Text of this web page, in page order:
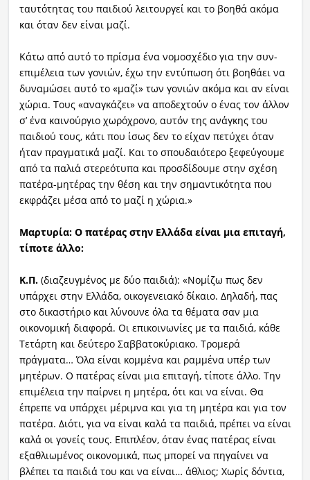
ταυτότητας του παιδιού λειτουργεί και το βοηθά ακόμα
και όταν δεν είναι μαζί.
Κάτω από αυτό το πρίσμα ένα νομοσχέδιο για την συν-
επιμέλεια των γονιών, έχω την εντύπωση ότι βοηθάει να
δυναμώσει αυτό το «μαζί» των γονιών ακόμα και αν είναι
χώρια. Τους «αναγκάζει» να αποδεχτούν ο ένας τον άλλον
σ’ ένα καινούργιο χωρόχρονο, αυτόν της ανάγκης του
παιδιού τους, κάτι που ίσως δεν το είχαν πετύχει όταν
ήταν πραγματικά μαζί. Και το σπουδαιότερο ξεφεύγουμε
από τα παλιά στερεότυπα και προσδίδουμε στην σχέση
πατέρα-μητέρας την θέση και την σημαντικότητα που
εκφράζει μέσα από το μαζί η χώρια.»
Μαρτυρία: Ο πατέρας στην Ελλάδα είναι μια επιταγή,
τίποτε άλλο:
Κ.Π.(διαζευγμένος με δύο παιδιά): «Νομίζω πως δεν
υπάρχει στην Ελλάδα, οικογενειακό δίκαιο. Δηλαδή, πας
στο δικαστήριο και λύνουνε όλα τα θέματα σαν μια
οικονομική διαφορά. Οι επικοινωνίες με τα παιδιά, κάθε
Τετάρτη και δεύτερο Σαββατοκύριακο. Τρομερά
πράγματα… Όλα είναι κομμένα και ραμμένα υπέρ των
μητέρων. Ο πατέρας είναι μια επιταγή, τίποτε άλλο. Την
επιμέλεια την παίρνει η μητέρα, ότι και να είναι. Θα
έπρεπε να υπάρχει μέριμνα και για τη μητέρα και για τον
πατέρα. Διότι, για να είναι καλά τα παιδιά, πρέπει να είναι
καλά οι γονείς τους. Επιπλέον, όταν ένας πατέρας είναι
εξαθλιωμένος οικονομικά, πως μπορεί να πηγαίνει να
βλέπει τα παιδιά του και να είναι… άθλιος; Χωρίς δόντια,